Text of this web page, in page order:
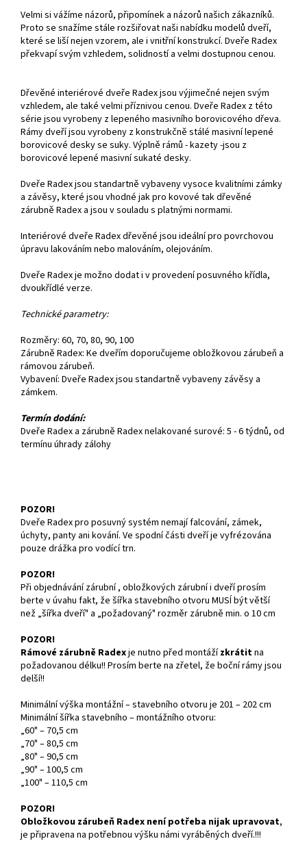
Velmi si vážíme názorů, připomínek a názorů našich zákazníků.
Proto se snažíme stále rozšiřovat naši nabídku modelů dveří,
které se liší nejen vzorem, ale i vnitřní konstrukcí. Dveře Radex
překvapí svým vzhledem, solidností a velmi dostupnou cenou.
Dřevěné interiérové dveře Radex jsou výjimečné nejen svým
vzhledem, ale také velmi příznivou cenou. Dveře Radex z této
série jsou vyrobeny z lepeného masivního borovicového dřeva.
Rámy dveří jsou vyrobeny z konstrukčně stálé masivní lepené
borovicové desky se suky. Výplně rámů - kazety -jsou z
borovicové lepené masivní sukaté desky.
Dveře Radex jsou standartně vybaveny vysoce kvalitními zámky
a závěsy, které jsou vhodné jak pro kovové tak dřevěné
zárubně Radex a jsou v souladu s platnými normami.
Interiérové dveře Radex dřevěné jsou ideální pro povrchovou
úpravu lakováním nebo malováním, olejováním.
Dveře Radex je možno dodat i v provedení posuvného křídla,
dvoukřídlé verze.
Technické parametry:
Rozměry: 60, 70, 80, 90, 100
Zárubně Radex: Ke dveřím doporučujeme obložkovou zárubeň a
rámovou zárubeň.
Vybavení: Dveře Radex jsou standartně vybaveny závěsy a
zámkem.
Termín dodání:
Dveře Radex a zárubně Radex nelakované surové: 5 - 6 týdnů, od
termínu úhrady zálohy
POZOR!
Dveře Radex pro posuvný systém nemají falcování, zámek,
úchyty, panty ani kování. Ve spodní části dveří je vyfrézována
pouze drážka pro vodící trn.
POZOR!
Při objednávání zárubní , obložkových zárubní i dveří prosím
berte v úvahu fakt, že šířka stavebního otvoru MUSÍ být větší
než „šířka dveří" a „požadovaný" rozměr zárubně min. o 10 cm
POZOR!
Rámové zárubně Radexje nutno před montážízkrátitna
požadovanou délku!! Prosím berte na zřetel, že boční rámy jsou
delší!!
Minimální výška montážní – stavebního otvoru je 201 – 202 cm
Minimální šířka stavebního – montážního otvoru:
„60" – 70,5 cm
„70" – 80,5 cm
„80" – 90,5 cm
„90" – 100,5 cm
„100" – 110,5 cm
POZOR!
Obložkovou zárubeň Radex není potřeba nijak upravovat,
je připravena na potřebnou výšku námi vyráběných dveří.!!!